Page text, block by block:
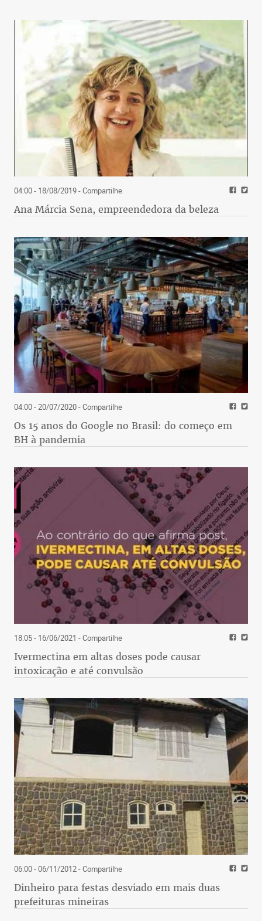
04:00 - 18/08/2019- Compartilhe
Ana Márcia Sena, empreendedora da beleza
04:00 - 20/07/2020- Compartilhe
Os 15 anos do Google no Brasil: do começo em
BH à pandemia
18:05 - 16/06/2021 - Compartilhe
Ivermectina em altas doses pode causar
intoxicação e até convulsão
06:00 - 06/11/2012- Compartilhe
Dinheiro para festas desviado em mais duas
prefeituras mineiras